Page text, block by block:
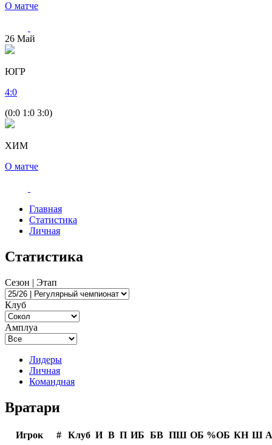
О матче
26 Май
ЮГР
4:0
(0:0 1:0 3:0)
ХИМ
О матче
Главная
Статистика
Личная
Статистика
Сезон | Этап
Клуб
Амплуа
Лидеры
Личная
Командная
Вратари
Игрок # Клуб И В П ИБ БВ ПШ ОБ %ОБ КН Ш А